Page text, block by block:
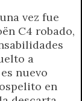
vez fue
C4 robado,
a
nuevo
en